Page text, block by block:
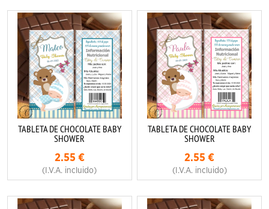
TABLETA DE CHOCOLATE BABY
SHOWER
2.55 €
(I.V.A. incluido)
TABLETA DE CHOCOLATE BABY
SHOWER
2.55 €
(I.V.A. incluido)